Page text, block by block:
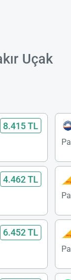
Uçak
8.415 TL
4.462 TL
6.452 TL